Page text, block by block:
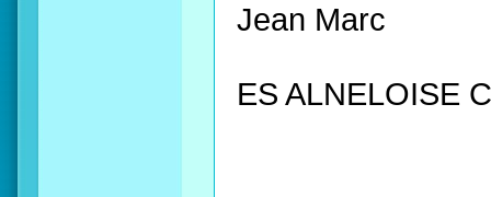
Jean Marc
ES ALNELOISE